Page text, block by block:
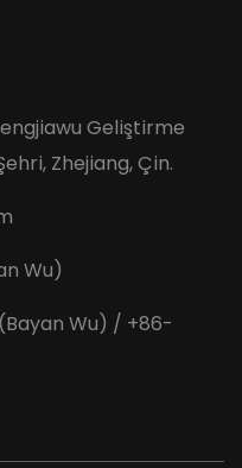
Geliştirme
Zhejiang, Çin.
Wu)
Wu) / +86-